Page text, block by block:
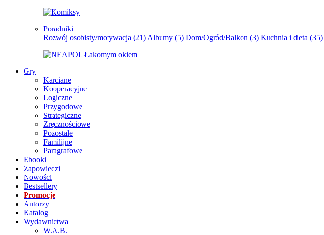
Poradniki
Rozwój osobisty/motywacja (21) Albumy (5) Dom/Ogród/Balkon (3) Kuchnia i dieta (35)
Gry
Karciane
Kooperacyjne
Logiczne
Przygodowe
Strategiczne
Zręcznościowe
Pozostałe
Familijne
Paragrafowe
Ebooki
Zapowiedzi
Nowości
Bestsellery
Promocje
Autorzy
Katalog
Wydawnictwa
W.A.B.